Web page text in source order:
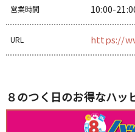
営業時間 10:00-
URL https://
８のつく日のお得なハッ